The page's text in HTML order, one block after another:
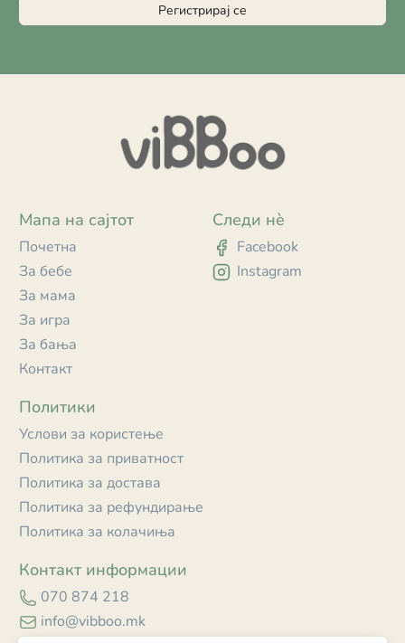
Регистрирај се
Мапа на сајтот
Почетна
За бебе
За мама
За игра
За бања
Контакт
Политики
Услови за користење
Политика за приватност
Политика за достава
Политика за рефундирање
Политика за колачиња
Контакт информации
070 874 218
info@vibboo.mk
Следи нè
Facebook
Instagram